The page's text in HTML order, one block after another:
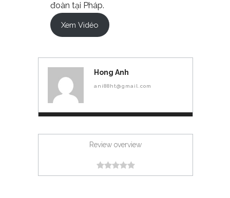
đoàn tại Pháp.
Xem Vidéo
Hong Anh
ani88ht@gmail.com
Review overview